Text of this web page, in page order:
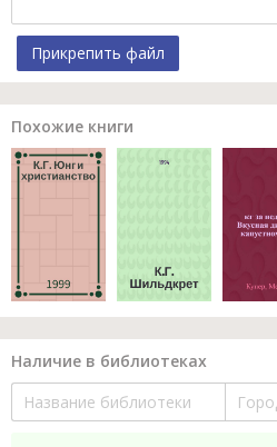
Прикрепить файл
Похожие книги
Наличие в библиотеках